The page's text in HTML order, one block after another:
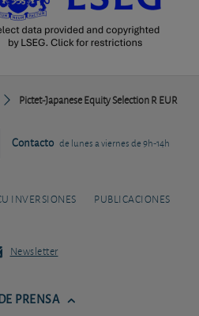
Pictet-Japanese Equity Selection R EUR
Contacto de lunes a viernes de 9h-14h
INVERSIONES PUBLICACIONES
Newsletter
PRENSA